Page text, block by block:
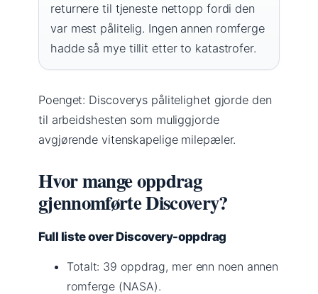
returnere til tjeneste nettopp fordi den
var mest pålitelig. Ingen annen romferge
hadde så mye tillit etter to katastrofer.
Poenget: Discoverys pålitelighet gjorde den
til arbeidshesten som muliggjorde
avgjørende vitenskapelige milepæler.
Hvor mange oppdrag
gjennomførte Discovery?
Full liste over Discovery-oppdrag
Totalt: 39 oppdrag, mer enn noen annen
romferge (NASA).